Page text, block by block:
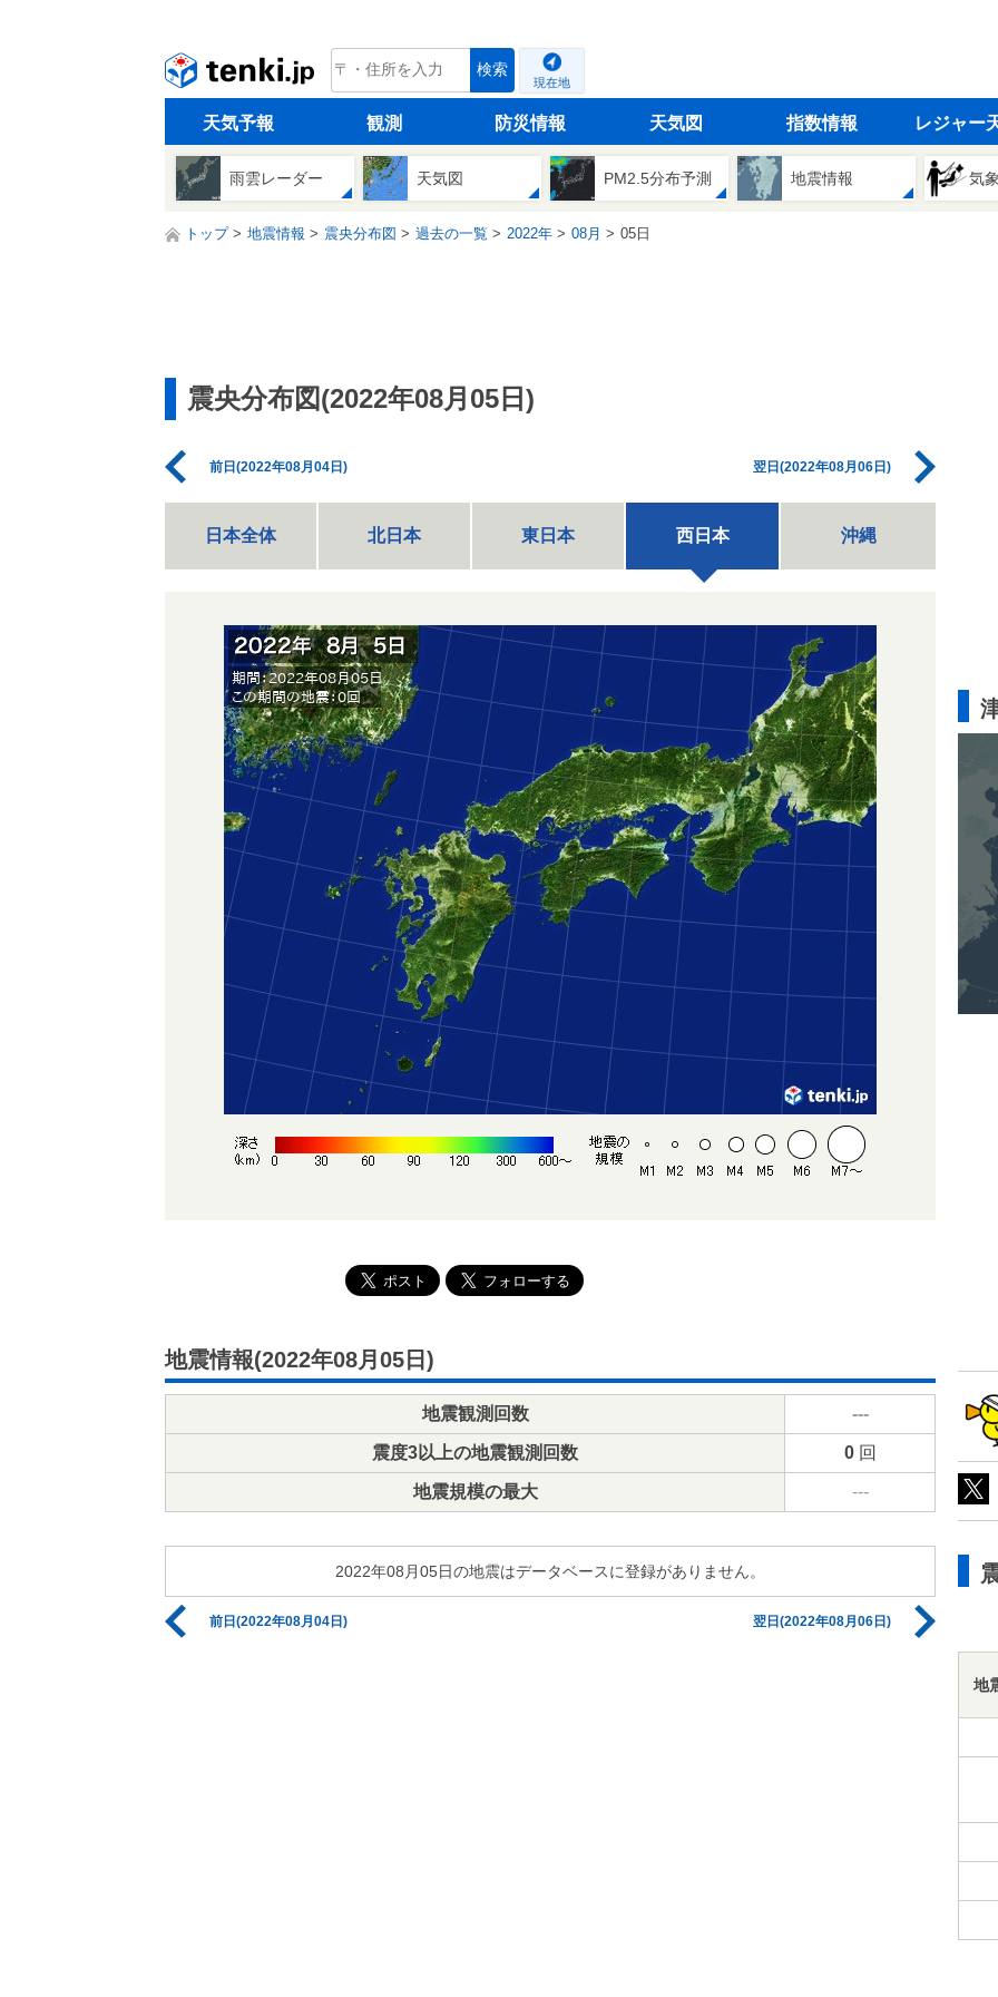
tenki.jp 検索
現在地
天気予報 観測 防災情報 天気図 指数情報 レジャー
雨雲レーダー 天気図 PM2.5分布予測 地震情報 気
トップ 地震情報 震央分布図 過去の一覧 2022年 08月 05日
震央分布図(2022年08月05日)
前日(2022年08月04日) 翌日(2022年08月06日)
日本全体 北日本 東日本 西日本 沖縄
地震情報(2022年08月05日)
地震観測回数 ---
震度3以上の地震観測回数 0回
地震規模の最大 ---
2022年08月05日の地震はデータベースに登録がありません。
前日(2022年08月04日) 翌日(2022年08月06日)
地